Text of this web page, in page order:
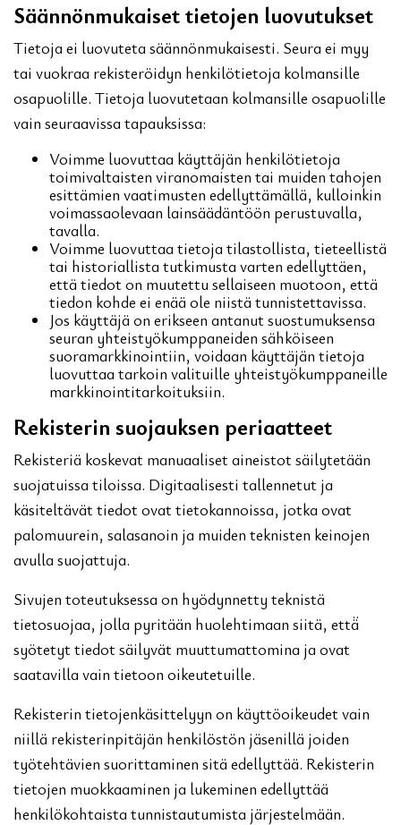
Säännönmukaiset tietojen luovutukset
Tietoja ei luovuteta säännönmukaisesti. Seura ei myy
tai vuokraa rekisteröidyn henkilötietoja kolmansille
osapuolille. Tietoja luovutetaan kolmansille osapuolille
vain seuraavissa tapauksissa:
Voimme luovuttaa käyttäjän henkilötietoja
toimivaltaisten viranomaisten tai muiden tahojen
esittämien vaatimusten edellyttämällä, kulloinkin
voimassaolevaan lainsäädäntöön perustuvalla,
tavalla.
Voimme luovuttaa tietoja tilastollista, tieteellistä
tai historiallista tutkimusta varten edellyttäen,
että tiedot on muutettu sellaiseen muotoon, että
tiedon kohde ei enää ole niistä tunnistettavissa.
Jos käyttäjä on erikseen antanut suostumuksensa
seuran yhteistyökumppaneiden sähköiseen
suoramarkkinointiin, voidaan käyttäjän tietoja
luovuttaa tarkoin valituille yhteistyökumppaneille
markkinointitarkoituksiin.
Rekisterin suojauksen periaatteet
Rekisteriä koskevat manuaaliset aineistot säilytetään
suojatuissa tiloissa. Digitaalisesti tallennetut ja
käsiteltävät tiedot ovat tietokannoissa, jotka ovat
palomuurein, salasanoin ja muiden teknisten keinojen
avulla suojattuja.
Sivujen toteutuksessa on hyödynnetty teknistä
tietosuojaa, jolla pyritään huolehtimaan siitä, että̈
syötetyt tiedot säilyvät muuttumattomina ja ovat
saatavilla vain tietoon oikeutetuille.
Rekisterin tietojenkäsittelyyn on käyttöoikeudet vain
niillä rekisterinpitäjän henkilöstön jäsenillä joiden
työtehtävien suorittaminen sitä edellyttää. Rekisterin
tietojen muokkaaminen ja lukeminen edellyttää
henkilökohtaista tunnistautumista järjestelmään.